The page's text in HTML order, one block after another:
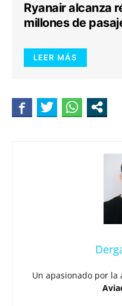
Ryanair alcanza
millones de
LEER MÁS
Un apasionado por la